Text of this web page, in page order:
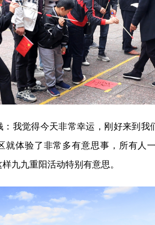
：我觉得今天非常幸运，刚好来到我
就体验了非常多有意思事，所有人
九九重阳活动特别有意思。